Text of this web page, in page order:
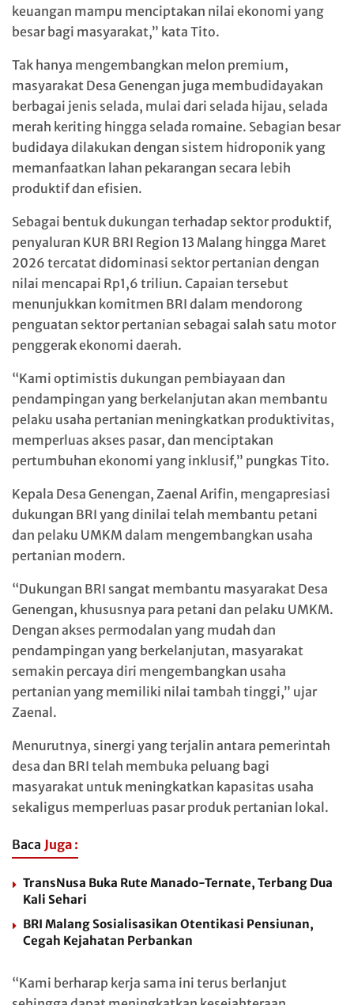
keuangan mampu menciptakan nilai ekonomi yang
besar bagi masyarakat,” kata Tito.
Tak hanya mengembangkan melon premium,
masyarakat Desa Genengan juga membudidayakan
berbagai jenis selada, mulai dari selada hijau, selada
merah keriting hingga selada romaine. Sebagian besar
budidaya dilakukan dengan sistem hidroponik yang
memanfaatkan lahan pekarangan secara lebih
produktif dan efisien.
Sebagai bentuk dukungan terhadap sektor produktif,
penyaluran KUR BRI Region 13 Malang hingga Maret
2026 tercatat didominasi sektor pertanian dengan
nilai mencapai Rp1,6 triliun. Capaian tersebut
menunjukkan komitmen BRI dalam mendorong
penguatan sektor pertanian sebagai salah satu motor
penggerak ekonomi daerah.
“Kami optimistis dukungan pembiayaan dan
pendampingan yang berkelanjutan akan membantu
pelaku usaha pertanian meningkatkan produktivitas,
memperluas akses pasar, dan menciptakan
pertumbuhan ekonomi yang inklusif,” pungkas Tito.
Kepala Desa Genengan, Zaenal Arifin, mengapresiasi
dukungan BRI yang dinilai telah membantu petani
dan pelaku UMKM dalam mengembangkan usaha
pertanian modern.
“Dukungan BRI sangat membantu masyarakat Desa
Genengan, khususnya para petani dan pelaku UMKM.
Dengan akses permodalan yang mudah dan
pendampingan yang berkelanjutan, masyarakat
semakin percaya diri mengembangkan usaha
pertanian yang memiliki nilai tambah tinggi,” ujar
Zaenal.
Menurutnya, sinergi yang terjalin antara pemerintah
desa dan BRI telah membuka peluang bagi
masyarakat untuk meningkatkan kapasitas usaha
sekaligus memperluas pasar produk pertanian lokal.
Baca Juga :
TransNusa Buka Rute Manado-Ternate, Terbang Dua
Kali Sehari
BRI Malang Sosialisasikan Otentikasi Pensiunan,
Cegah Kejahatan Perbankan
“Kami berharap kerja sama ini terus berlanjut